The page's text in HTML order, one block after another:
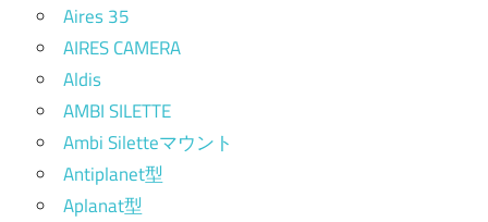
Aires 35
AIRES CAMERA
Aldis
AMBI SILETTE
Ambi Siletteマウント
Antiplanet型
Aplanat型